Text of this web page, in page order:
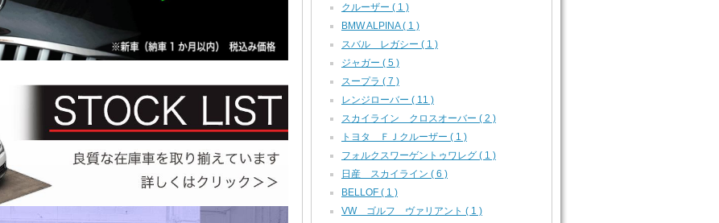
クルーザー ( 1 )
BMW ALPINA ( 1 )
スバル レガシー ( 1 )
ジャガー ( 5 )
スープラ ( 7 )
レンジローバー ( 11 )
スカイライン クロスオーバー ( 2 )
トヨタ ＦＪクルーザー ( 1 )
フォルクスワーゲントゥワレグ ( 1 )
日産 スカイライン ( 6 )
BELLOF ( 1 )
VW ゴルフ ヴァリアント ( 1 )